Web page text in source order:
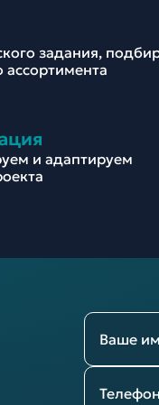
задания,
и адаптируем
Ваше